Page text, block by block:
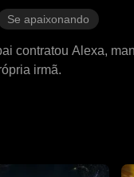
Se apaixonando
contratou Alexa,
irmã.